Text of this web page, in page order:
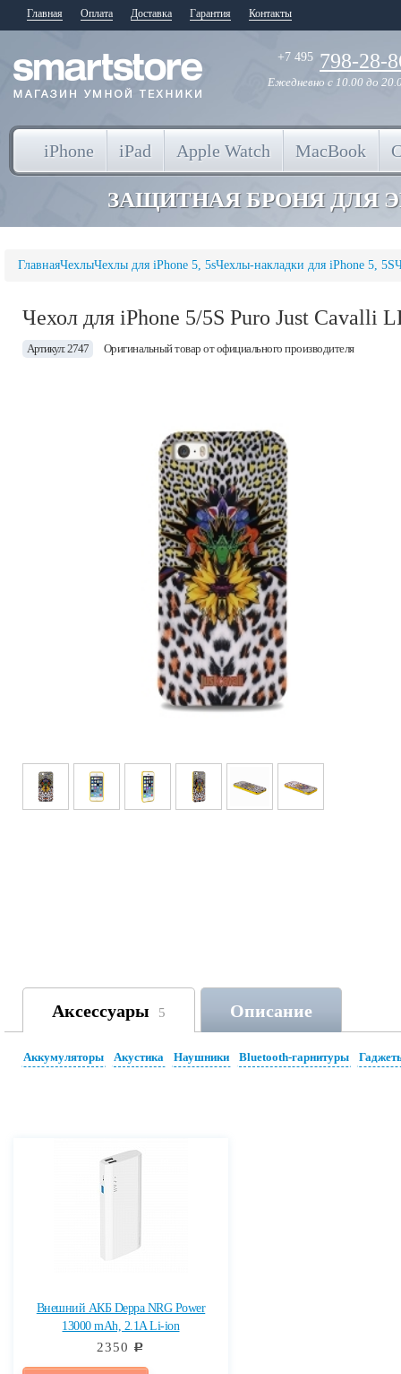
Главная Оплата Доставка Гарантия Контакты
+7 495 798-28-
Ежедневно с 10.00 до
iPhone iPad Apple Watch MacBook
ЗАЩИТНАЯ БРОНЯ ДЛЯ
ГлавнаяЧехлыЧехлы для iPhone 5, 5sЧехлы-накладки для iPhone 5, 5S
Чехол для iPhone 5/5S Puro Just Cavalli
Артикул: 2747 Оригинальный товар от официального производителя
Аксессуары 5 Описание
Аккумуляторы Акустика Наушники Bluetooth-гарнитуры
Внешний АКБ Deppa NRG Power
13000 mAh, 2.1A Li-ion
2350 c